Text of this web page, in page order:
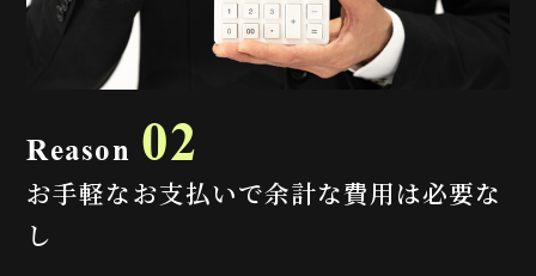
Reason 02
お手軽なお支払いで余計な費用は必要な
し